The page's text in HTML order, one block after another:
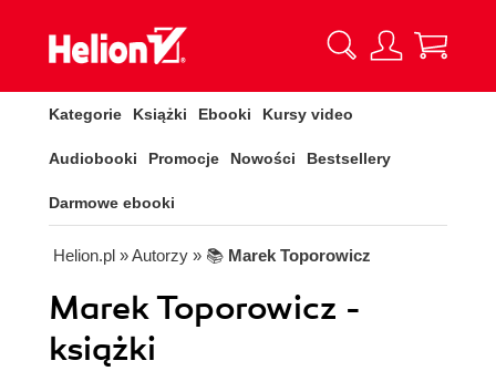
Kategorie Książki Ebooki Kursy video
Audiobooki Promocje Nowości Bestsellery
Darmowe ebooki
Helion.pl » Autorzy » 📚 Marek Toporowicz
Marek Toporowicz -
książki